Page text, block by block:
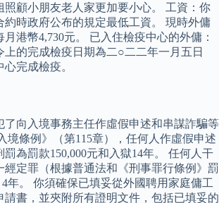
照顧小朋友老人家更加要小心。 工資：你
約時政府公布的規定最低工資。 現時外傭
港幣4,730元。 已入住檢疫中心的外傭：
上的完成檢疫日期為二○二二年一月五日
完成檢疫。
了向入境事務主任作虛假申述和串謀詐騙等
境條例》（第115章），任何人作虛假申述
為罰款150,000元和入獄14年。 任何人干
經定罪（根據普通法和《刑事罪行條例》罰
年。 你須確保已填妥從外國聘用家庭傭工
請書，並夾附所有證明文件，包括已填妥的